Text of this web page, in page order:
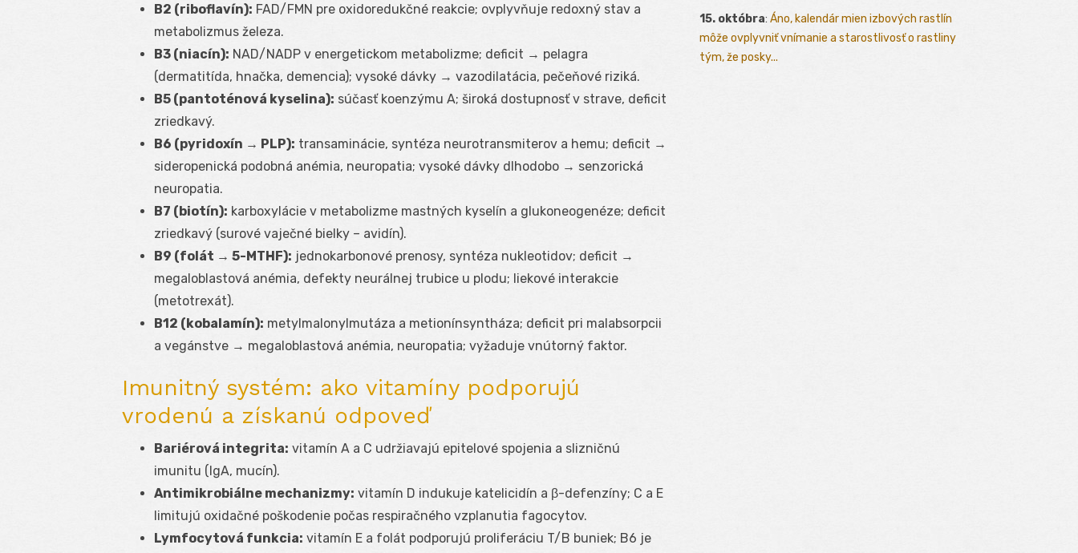
B2 (riboflavín): FAD/FMN pre oxidoredukčné reakcie; ovplyvňuje redoxný stav a
metabolizmus železa.
B3 (niacín): NAD/NADP v energetickom metabolizme; deficit → pelagra
(dermatitída, hnačka, demencia); vysoké dávky → vazodilatácia, pečeňové riziká.
B5 (pantoténová kyselina): súčasť koenzýmu A; široká dostupnosť v strave, deficit
zriedkavý.
B6 (pyridoxín → PLP): transaminácie, syntéza neurotransmiterov a hemu; deficit →
sideropenická podobná anémia, neuropatia; vysoké dávky dlhodobo → senzorická
neuropatia.
B7 (biotín): karboxylácie v metabolizme mastných kyselín a glukoneogenéze; deficit
zriedkavý (surové vaječné bielky – avidín).
B9 (folát → 5-MTHF): jednokarbonové prenosy, syntéza nukleotidov; deficit →
megaloblastová anémia, defekty neurálnej trubice u plodu; liekové interakcie
(metotrexát).
B12 (kobalamín): metylmalonylmutáza a metionínsyntháza; deficit pri malabsorpcii
a vegánstve → megaloblastová anémia, neuropatia; vyžaduje vnútorný faktor.
Imunitný systém: ako vitamíny podporujú
vrodenú a získanú odpoveď
Bariérová integrita: vitamín A a C udržiavajú epitelové spojenia a slizničnú
imunitu (IgA, mucín).
Antimikrobiálne mechanizmy: vitamín D indukuje katelicidín a β-defenzíny; C a E
limitujú oxidačné poškodenie počas respiračného vzplanutia fagocytov.
Lymfocytová funkcia: vitamín E a folát podporujú proliferáciu T/B buniek; B6 je
15. októbra: Áno, kalendár mien izbových rastlín
môže ovplyvniť vnímanie a starostlivosť o rastliny
tým, že posky...